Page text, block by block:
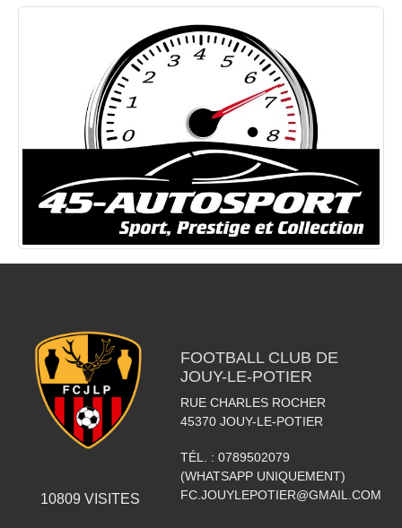
10809 VISITES
FOOTBALL CLUB DE
JOUY-LE-POTIER
RUE CHARLES ROCHER
45370 JOUY-LE-POTIER
TÉL. : 0789502079
(WHATSAPP UNIQUEMENT)
FC.JOUYLEPOTIER@GMAIL.COM